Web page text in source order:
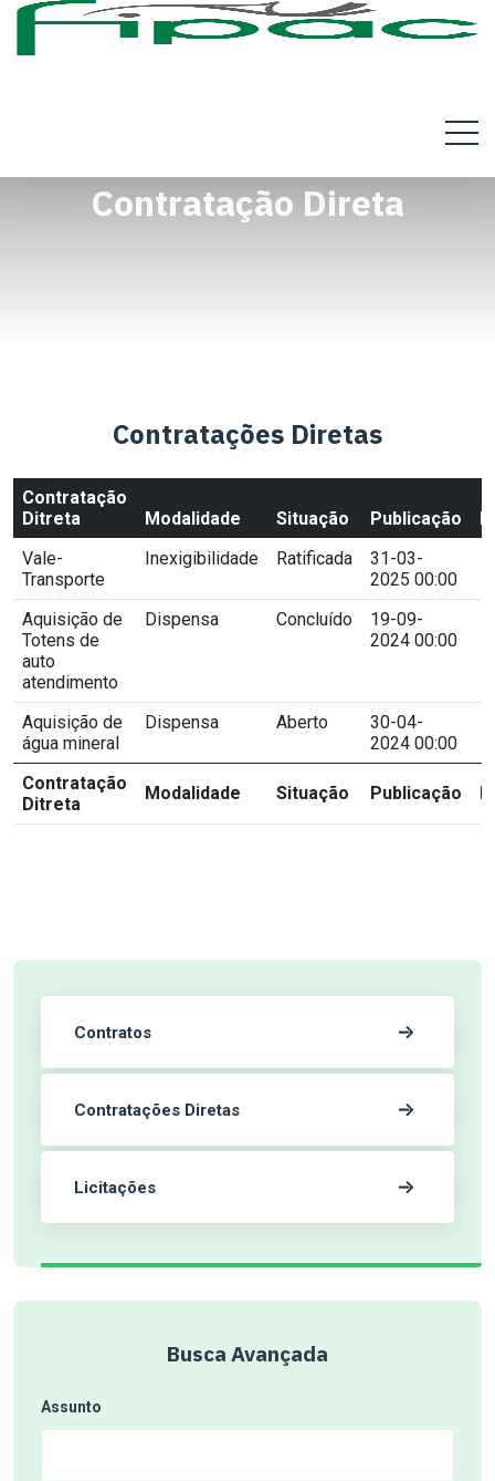
Contratação Direta
Contratos
Contratações Diretas
Licitações
Busca Avançada
Assunto
Contratações Diretas
Contratação
Ditreta
Modalidade Situação Publicação
Vale-
Transporte
Inexigibilidade Ratificada
31-03-
2025 00:00
Aquisição de
Totens de
auto
atendimento
Dispensa Concluído
19-09-
2024 00:00
Aquisição de
água mineral
Dispensa Aberto
30-04-
2024 00:00
Contratação
Ditreta
Modalidade Situação Publicação